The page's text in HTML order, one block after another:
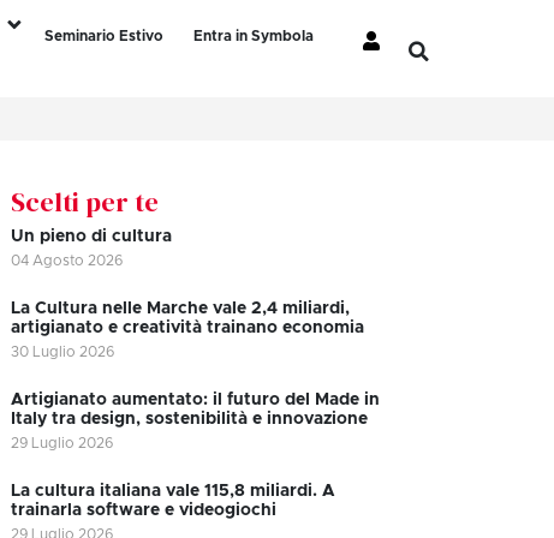
Seminario Estivo
Entra in Symbola
Scelti per te
Un pieno di cultura
04 Agosto 2026
La Cultura nelle Marche vale 2,4 miliardi,
artigianato e creatività trainano economia
30 Luglio 2026
Artigianato aumentato: il futuro del Made in
Italy tra design, sostenibilità e innovazione
29 Luglio 2026
La cultura italiana vale 115,8 miliardi. A
trainarla software e videogiochi
29 Luglio 2026